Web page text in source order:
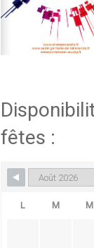
fêtes :
L M M